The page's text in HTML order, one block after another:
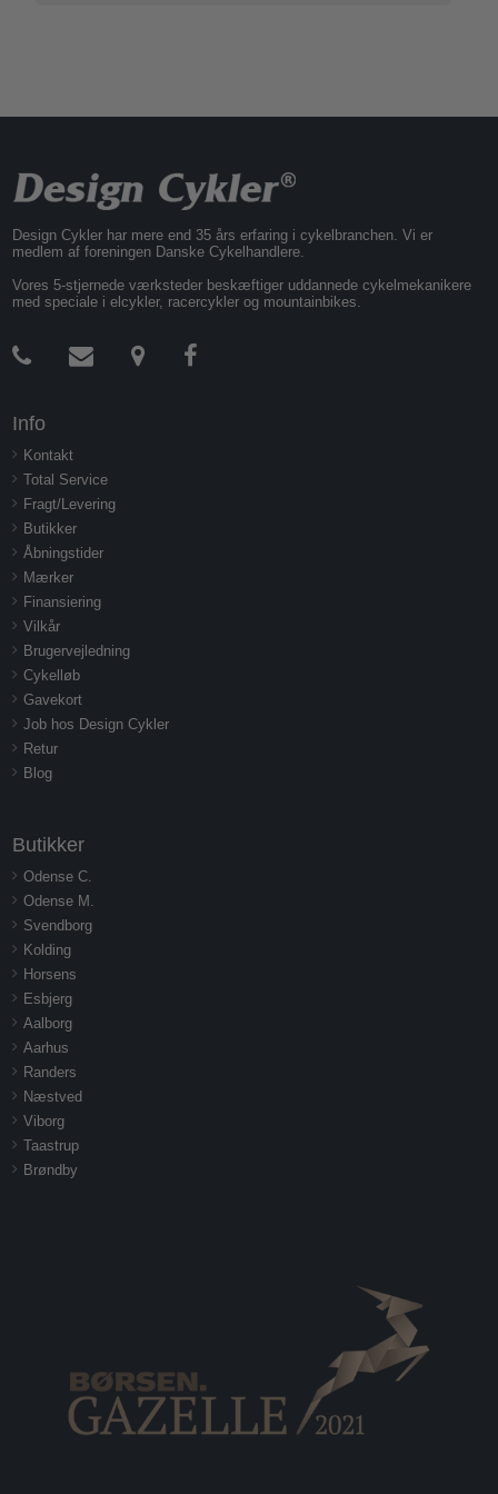
Design Cykler har mere end 35 års erfaring i cykelbranchen. Vi er
medlem af foreningen Danske Cykelhandlere.
Vores 5-stjernede værksteder beskæftiger uddannede cykelmekanikere
med speciale i elcykler, racercykler og mountainbikes.
Info
Kontakt
Total Service
Fragt/Levering
Butikker
Åbningstider
Mærker
Finansiering
Vilkår
Brugervejledning
Cykelløb
Gavekort
Job hos Design Cykler
Retur
Blog
Butikker
Odense C.
Odense M.
Svendborg
Kolding
Horsens
Esbjerg
Aalborg
Aarhus
Randers
Næstved
Viborg
Taastrup
Brøndby